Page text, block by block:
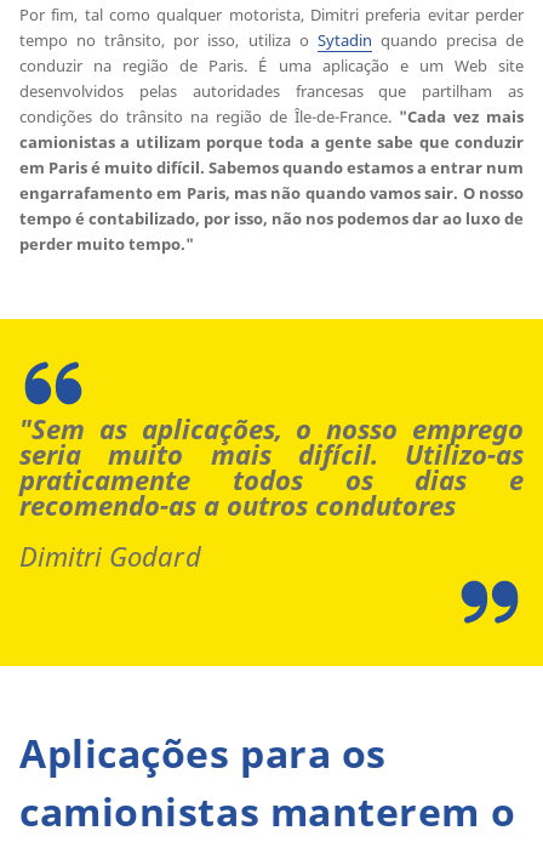
Por fim, tal como qualquer motorista, Dimitri preferia evitar perder
tempo no trânsito, por isso, utiliza o Sytadin quando precisa de
conduzir na região de Paris. É uma aplicação e um Web site
desenvolvidos pelas autoridades francesas que partilham as
condições do trânsito na região de Île-de-France. "Cada vez mais
camionistas a utilizam porque toda a gente sabe que conduzir
em Paris é muito difícil. Sabemos quando estamos a entrar num
engarrafamento em Paris, mas não quando vamos sair. O nosso
tempo é contabilizado, por isso, não nos podemos dar ao luxo de
perder muito tempo."
"Sem as aplicações, o nosso emprego
seria muito mais difícil. Utilizo-as
praticamente todos os dias e
recomendo-as a outros condutores
Dimitri Godard
Aplicações para os
camionistas manterem o